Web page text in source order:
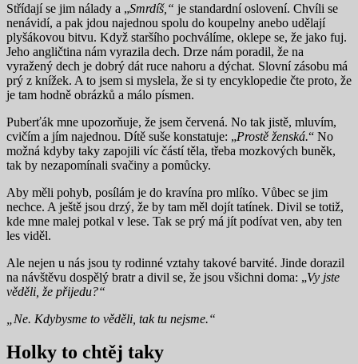
Střídají se jim nálady a „Smrdíš,“ je standardní oslovení. Chvíli se
nenávidí, a pak jdou najednou spolu do koupelny anebo udělají
plyšákovou bitvu. Když staršího pochválíme, oklepe se, že jako fuj.
Jeho angličtina nám vyrazila dech. Drze nám poradil, že na
vyražený dech je dobrý dát ruce nahoru a dýchat. Slovní zásobu má
prý z knížek. A to jsem si myslela, že si ty encyklopedie čte proto, že
je tam hodně obrázků a málo písmen.
Puberťák mne upozorňuje, že jsem červená. No tak jistě, mluvím,
cvičím a jím najednou. Dítě suše konstatuje: „Prostě ženská.“ No
možná kdyby taky zapojili víc částí těla, třeba mozkových buněk,
tak by nezapomínali svačiny a pomůcky.
Aby měli pohyb, posílám je do kravína pro mlíko. Vůbec se jim
nechce. A ještě jsou drzý, že by tam měl dojít tatínek. Divil se totiž,
kde mne malej potkal v lese. Tak se prý má jít podívat ven, aby ten
les viděl.
Ale nejen u nás jsou ty rodinné vztahy takové barvité. Jinde dorazil
na návštěvu dospělý bratr a divil se, že jsou všichni doma: „Vy jste
věděli, že přijedu?“
„Ne. Kdybysme to věděli, tak tu nejsme.“
Holky to chtěj taky